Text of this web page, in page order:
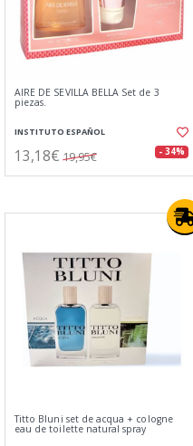
AIRE DE SEVILLA BELLA Set de 3
piezas.
INSTITUTO ESPAÑOL
13,18€ 19,95€ - 34%
Titto Bluni set de acqua + cologne
eau de toilette natural spray